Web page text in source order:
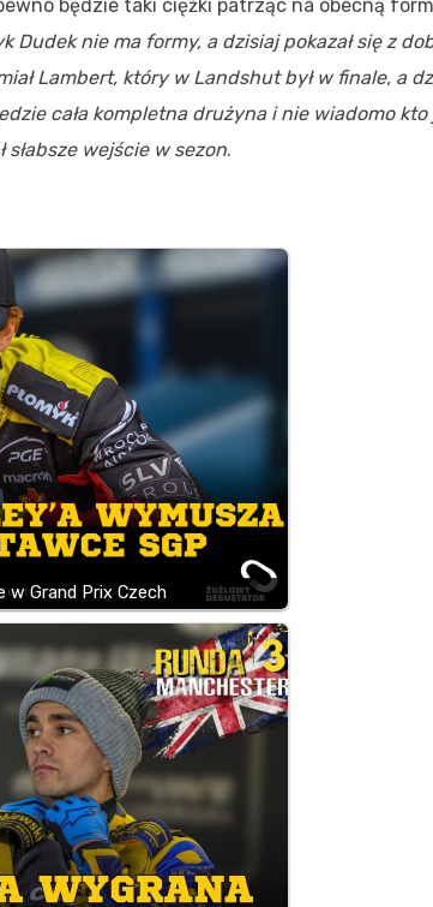
będzie taki ciężki patrząc na obecną
Dudek nie ma formy, a dzisiaj pokazał się z
Lambert, który w Landshut był w finale, a
cała kompletna drużyna i nie wiadomo kto
wejście w sezon.
w Grand Prix Czech